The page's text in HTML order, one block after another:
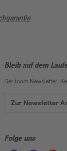
Bleib auf dem
Der toom Newsletter:
Zur Newsletter
Folge uns